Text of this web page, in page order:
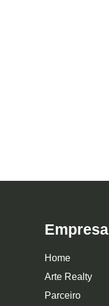
Empresa
Home
Arte Realty
Parceiro